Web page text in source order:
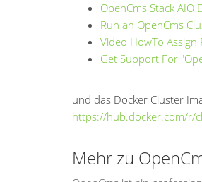
OpenCms Stack AIO
Run an OpenCms
Video HowTo Assign
Get Support For
und das Docker Cluster
https://hub.docker.com/r/
Mehr zu